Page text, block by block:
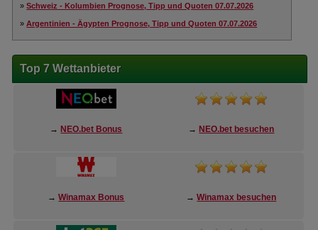
»Schweiz - Kolumbien Prognose, Tipp und Quoten 07.07.2026
»Argentinien - Ägypten Prognose, Tipp und Quoten 07.07.2026
Top 7 Wettanbieter
→ NEO.bet Bonus → NEO.bet besuchen
→Winamax Bonus →Winamax besuchen